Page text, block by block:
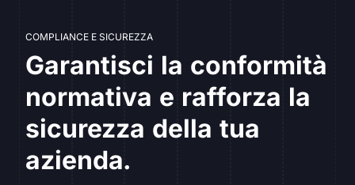
COMPLIANCE E SICUREZZA
Garantisci la conformità
normativa e rafforza la
sicurezza della tua
azienda.